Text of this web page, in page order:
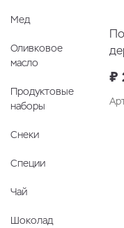
Мед
Оливковое
масло
Продуктовые
наборы
Снеки
Специи
Чай
Шоколад
₽